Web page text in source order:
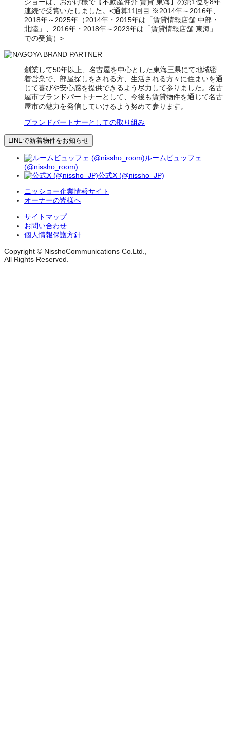
連続で受賞いたしました。<通算11回目 ※2014年～2016年、
2018年～2025年（2014年・2015年は「賃貸情報店舗 中部・
北陸」、2016年・2018年～2023年は「賃貸情報店舗 東海」
での受賞）>
創業して50年以上、名古屋を中心とした東海三県にて地域密
着営業で、部屋探しをされる方、生活される方々に住まいを通
じて喜びや安心感を提供できるよう尽力して参りました。名古
屋市ブランドパートナーとして、今後も賃貸物件を通じて名古
屋市の魅力を発信していけるよう努めて参ります。
ブランドパートナーとしての取り組み
LINEで新着物件をお知らせ
ルームビュッフェ
(@nissho_room)
公式X (@nissho_JP)
ニッショー企業情報サイト
オーナーの皆様へ
サイトマップ
お問い合わせ
個人情報保護方針
Copyright © NisshoCommunications Co.Ltd.,
All Rights Reserved.